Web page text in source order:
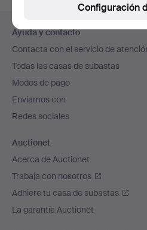
Navegación
en
el
pie
de
página
Ayuda y contacto
Contacta con el servicio de
Todas las casas de subastas
Modos de pago
Enviamos con
Redes sociales
Auctionet
Acerca de Auctionet
Trabaja con nosotros
Adhiere tu casa de subastas
La garantía Auctionet
Configuración